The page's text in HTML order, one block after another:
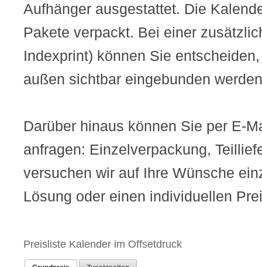
Aufhänger ausgestattet. Die
Pakete verpackt. Bei einer
Indexprint) können Sie
außen sichtbar eingebunden
Darüber hinaus können Sie per E-
anfragen: Einzelverpackung,
versuchen wir auf Ihre Wünsche
Lösung oder einen individuellen
Preisliste Kalender im Offsetdruck